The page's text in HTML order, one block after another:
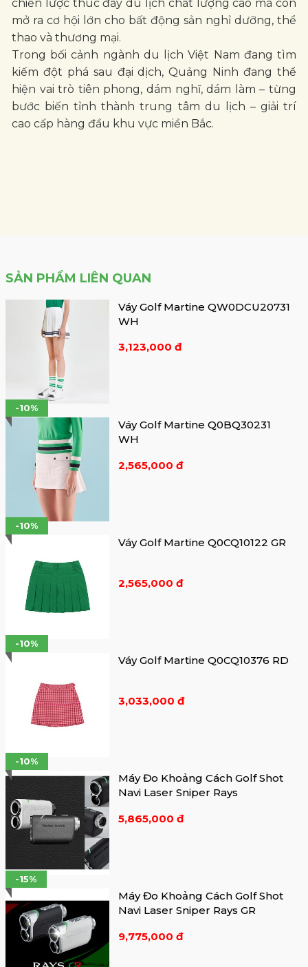
chiến lược thúc đẩy du lịch chất lượng cao mà còn
mở ra cơ hội lớn cho bất động sản nghỉ dưỡng, thể
thao và thương mại.
Trong bối cảnh ngành du lịch Việt Nam đang tìm
kiếm đột phá sau đại dịch, Quảng Ninh đang thể
hiện vai trò tiên phong, dám nghĩ, dám làm – từng
bước biến tỉnh thành trung tâm du lịch – giải trí
cao cấp hàng đầu khu vực miền Bắc.
SẢN PHẨM LIÊN QUAN
Váy Golf Martine QW0DCU20731
WH
3,123,000 đ
-10%
Váy Golf Martine Q0BQ30231
WH
2,565,000 đ
-10%
Váy Golf Martine Q0CQ10122 GR
2,565,000 đ
-10%
Váy Golf Martine Q0CQ10376 RD
3,033,000 đ
-10%
Máy Đo Khoảng Cách Golf Shot
Navi Laser Sniper Rays
5,865,000 đ
-15%
Máy Đo Khoảng Cách Golf Shot
Navi Laser Sniper Rays GR
9,775,000 đ